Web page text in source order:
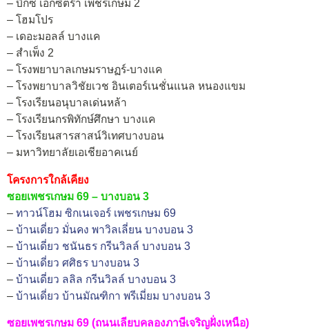
– บิ๊กซี เอ็กซ์ตร้า เพชรเกษม 2
– โฮมโปร
– เดอะมอลล์ บางแค
– สำเพ็ง 2
– โรงพยาบาลเกษมราษฏร์-บางแค
– โรงพยาบาลวิชัยเวช อินเตอร์เนชั่นแนล หนองแขม
– โรงเรียนอนุบาลเด่นหล้า
– โรงเรียนกรพิทักษ์ศึกษา บางแค
– โรงเรียนสารสาสน์วิเทศบางบอน
– มหาวิทยาลัยเอเชียอาคเนย์
โครงการใกล้เคียง
ซอยเพชรเกษม 69 – บางบอน 3
– ทาวน์โฮม ซิกเนเจอร์ เพชรเกษม 69
– บ้านเดี่ยว มั่นคง พาวิลเลี่ยน บางบอน 3
– บ้านเดี่ยว ชนันธร กรีนวิลล์ บางบอน 3
– บ้านเดี่ยว ศศิธร บางบอน 3
– บ้านเดี่ยว ลลิล กรีนวิลล์ บางบอน 3
– บ้านเดี่ยว บ้านมัณฑิกา พรีเมี่ยม บางบอน 3
ซอยเพชรเกษม 69 (ถนนเลียบคลองภาษีเจริญฝั่งเหนือ)